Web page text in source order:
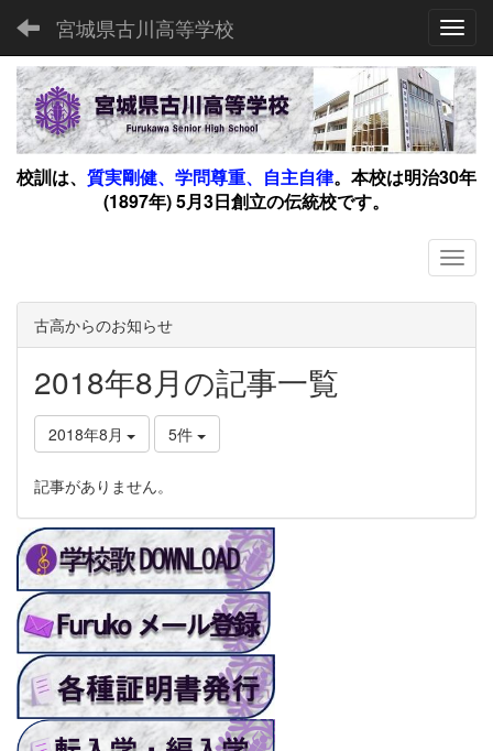
宮城県古川高等学校
校訓は、 質実剛健、学問尊重、自主自律。 本校は明治30年
(1897年) 5月3日創立の伝統校です。
古高からのお知らせ
2018年8月の記事一覧
2018年8月 5件
記事がありません。